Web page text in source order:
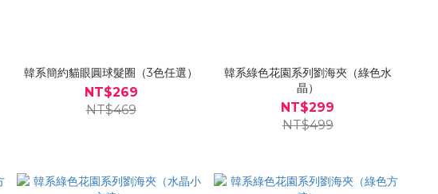
韓系簡約貓眼圓球髮圈（3色任選）
NT$269
NT$469
韓系綠色花園系列劉海夾（綠色水
晶）
NT$299
NT$499